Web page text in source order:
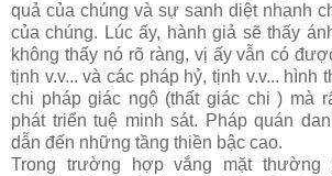
quả của chúng và sự sanh diệt nhanh
của chúng. Lúc ấy, hành giả sẽ thấy
không thấy nó rõ ràng, vị ấy vẫn có
tịnh v.v... và các pháp hỷ, tịnh v.v... hình
chi pháp giác ngộ (thất giác chi ) mà
phát triển tuệ minh sát. Pháp quán
dẫn đến những tầng thiền bậc cao.
Trong trường hợp vắng mặt